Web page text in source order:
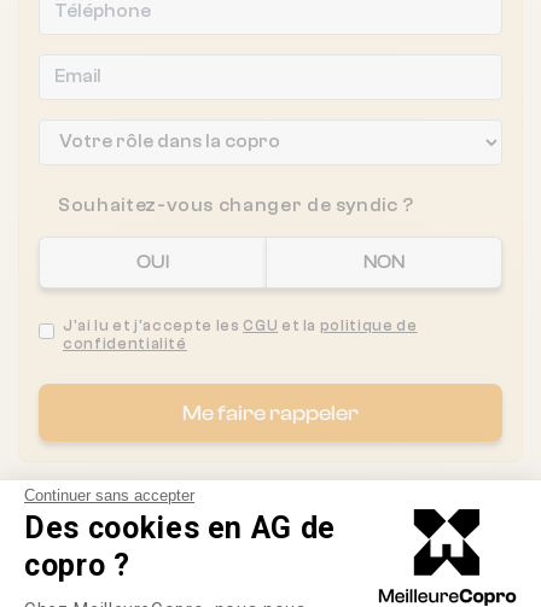
Continuer sans accepter
Des cookies en AG de
copro ?
Souhaitez-vous changer de syndic ?
OUI NON
J'ai lu et j'accepte les CGU et la politique de
confidentialité
Me faire rappeler
Les syndics proches de
UMA SYNDIC